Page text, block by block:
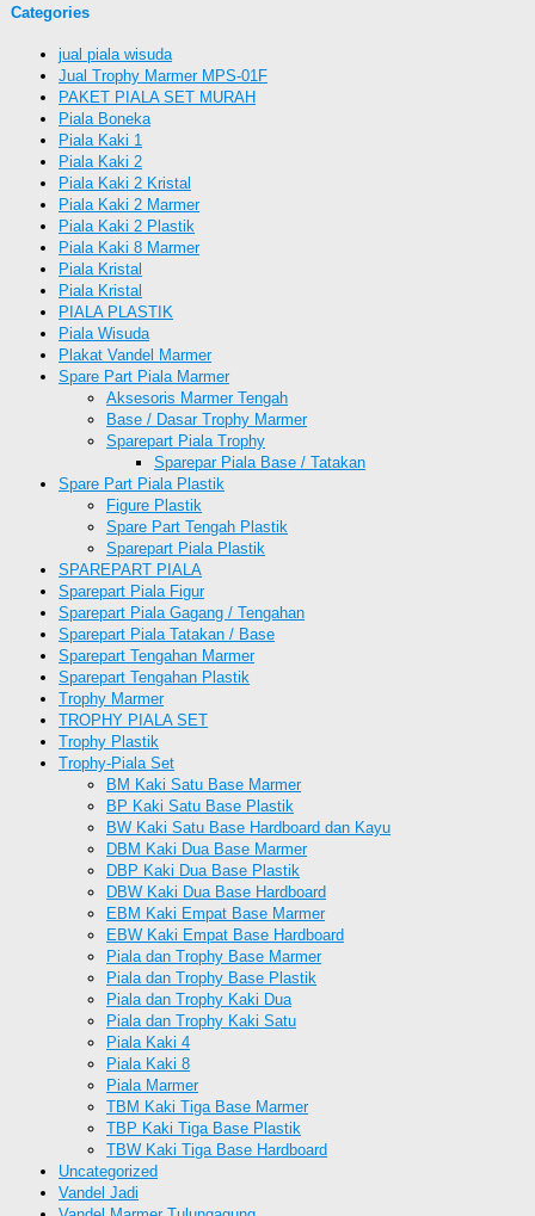
Categories
jual piala wisuda
Jual Trophy Marmer MPS-01F
PAKET PIALA SET MURAH
Piala Boneka
Piala Kaki 1
Piala Kaki 2
Piala Kaki 2 Kristal
Piala Kaki 2 Marmer
Piala Kaki 2 Plastik
Piala Kaki 8 Marmer
Piala Kristal
Piala Kristal
PIALA PLASTIK
Piala Wisuda
Plakat Vandel Marmer
Spare Part Piala Marmer
Aksesoris Marmer Tengah
Base / Dasar Trophy Marmer
Sparepart Piala Trophy
Sparepar Piala Base / Tatakan
Spare Part Piala Plastik
Figure Plastik
Spare Part Tengah Plastik
Sparepart Piala Plastik
SPAREPART PIALA
Sparepart Piala Figur
Sparepart Piala Gagang / Tengahan
Sparepart Piala Tatakan / Base
Sparepart Tengahan Marmer
Sparepart Tengahan Plastik
Trophy Marmer
TROPHY PIALA SET
Trophy Plastik
Trophy-Piala Set
BM Kaki Satu Base Marmer
BP Kaki Satu Base Plastik
BW Kaki Satu Base Hardboard dan Kayu
DBM Kaki Dua Base Marmer
DBP Kaki Dua Base Plastik
DBW Kaki Dua Base Hardboard
EBM Kaki Empat Base Marmer
EBW Kaki Empat Base Hardboard
Piala dan Trophy Base Marmer
Piala dan Trophy Base Plastik
Piala dan Trophy Kaki Dua
Piala dan Trophy Kaki Satu
Piala Kaki 4
Piala Kaki 8
Piala Marmer
TBM Kaki Tiga Base Marmer
TBP Kaki Tiga Base Plastik
TBW Kaki Tiga Base Hardboard
Uncategorized
Vandel Jadi